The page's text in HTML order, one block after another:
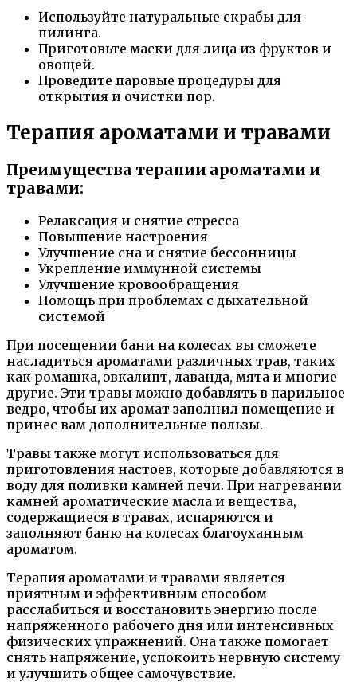
Используйте натуральные скрабы для
пилинга.
Приготовьте маски для лица из фруктов и
овощей.
Проведите паровые процедуры для
открытия и очистки пор.
Терапия ароматами и травами
Преимущества терапии ароматами и
травами:
Релаксация и снятие стресса
Повышение настроения
Улучшение сна и снятие бессонницы
Укрепление иммунной системы
Улучшение кровообращения
Помощь при проблемах с дыхательной
системой
При посещении бани на колесах вы сможете
насладиться ароматами различных трав, таких
как ромашка, эвкалипт, лаванда, мята и многие
другие. Эти травы можно добавлять в парильное
ведро, чтобы их аромат заполнил помещение и
принес вам дополнительные пользы.
Травы также могут использоваться для
приготовления настоев, которые добавляются в
воду для поливки камней печи. При нагревании
камней ароматические масла и вещества,
содержащиеся в травах, испаряются и
заполняют баню на колесах благоуханным
ароматом.
Терапия ароматами и травами является
приятным и эффективным способом
расслабиться и восстановить энергию после
напряженного рабочего дня или интенсивных
физических упражнений. Она также помогает
снять напряжение, успокоить нервную систему
и улучшить общее самочувствие.